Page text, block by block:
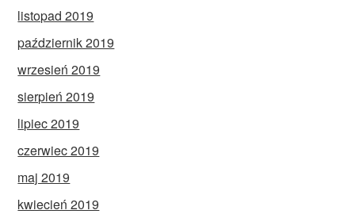
listopad 2019
październik 2019
wrzesień 2019
sierpień 2019
lipiec 2019
czerwiec 2019
maj 2019
kwiecień 2019